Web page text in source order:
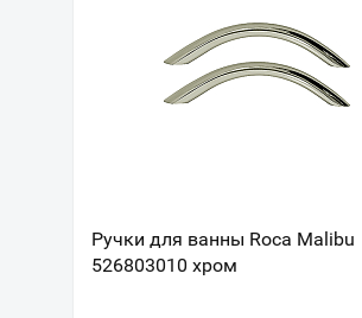
Ручки для ванны Roca Malibu
526803010 хром